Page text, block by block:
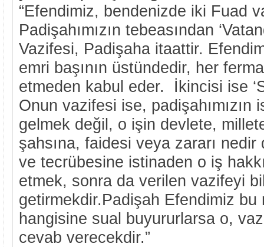
“Efendimiz, bendenizde iki Fuad
Padişahımızın tebeasından
Vazifesi, Padişaha itaattir.
emri başının üstündedir, her
etmeden kabul eder. İkincisi ise
Onun vazifesi ise, padişahımızın
gelmek değil, o işin devlete,
şahsına, faidesi veya zararı
ve tecrübesine istinaden o iş
etmek, sonra da verilen vazifeyi
getirmekdir.Padişah Efendimiz bu
hangisine sual buyururlarsa o,
cevab verecekdir.”